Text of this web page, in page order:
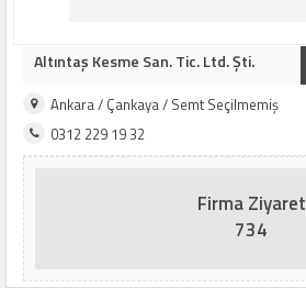
Altıntaş Kesme San. Tic. Ltd. Şti.
Ankara / Çankaya / Semt Seçilmemiş
0312 229 19 32
Firma Ziyaret
734